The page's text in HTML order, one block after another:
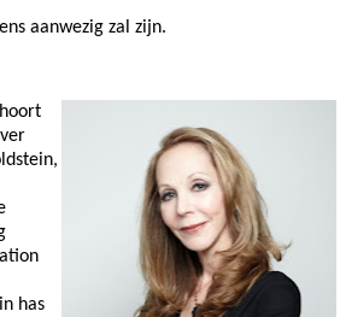
aanwezig zal zijn.
has